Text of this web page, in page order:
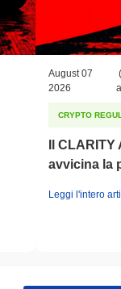
August 07
2026
CRYPTO
Il
avvicina la
Leggi l'intero